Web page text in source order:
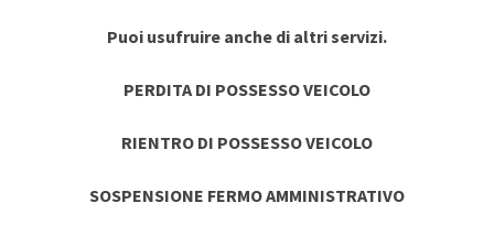
Puoi usufruire anche di altri servizi.
PERDITA DI POSSESSO VEICOLO
RIENTRO DI POSSESSO VEICOLO
SOSPENSIONE FERMO AMMINISTRATIVO